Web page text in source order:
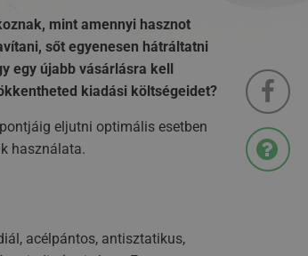
mint amennyi hasznot
sőt egyenesen hátráltatni
egy újabb vásárlásra kell
kiadási költségeidet?
eljutni optimális esetben
használata.
acélpántos, antisztatikus,